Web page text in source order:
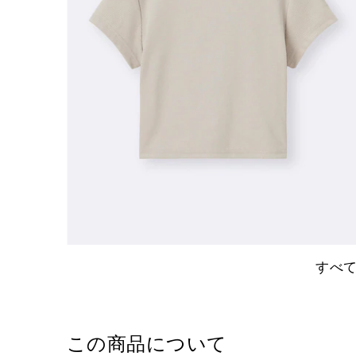
すべ
この商品について